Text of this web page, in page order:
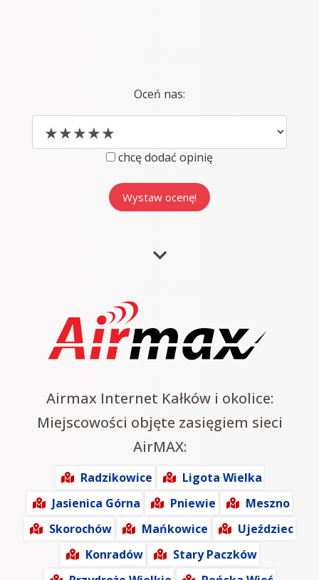
Oceń nas:
chcę dodać opinię
Airmax Internet Kałków i okolice:
Miejscowości objęte zasięgiem sieci
AirMAX:
Radzikowice
Ligota Wielka
Jasienica Górna
Pniewie
Meszno
Skorochów
Mańkowice
Ujeździec
Konradów
Stary Paczków